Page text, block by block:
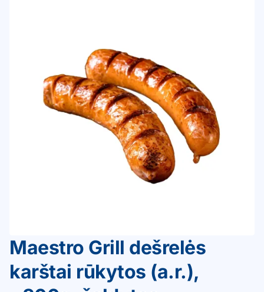
Maestro Grill dešrelės
karštai rūkytos (a.r.),